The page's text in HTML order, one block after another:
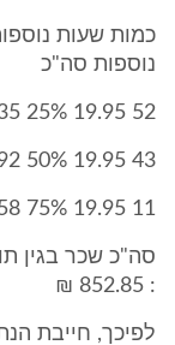
כמות שעות
נוספות סה"כ
52 19.95 25% 259.35 ₪
43 19.95 50% 428.92 ₪
11 19.95 75% 164.58 ₪
סה"כ שכר בגין
: 852.85 ₪